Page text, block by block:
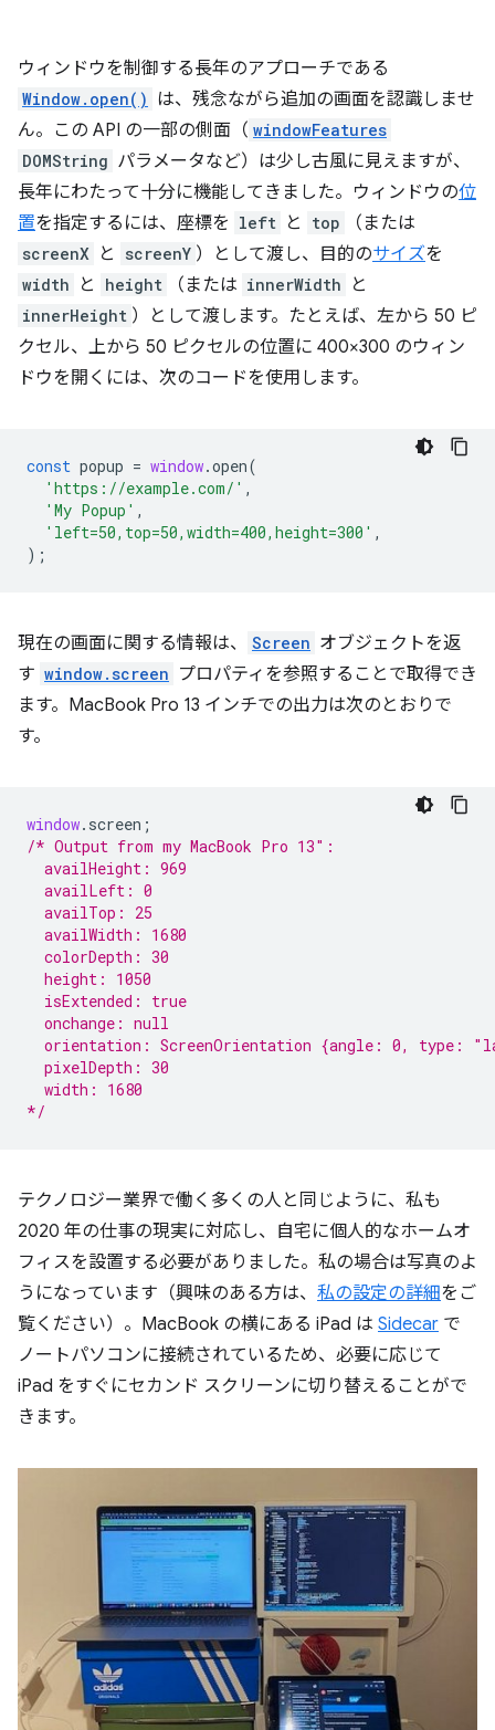
ウィンドウを制御する長年のアプローチである
Window.open() は、残念ながら追加の画面を認識しませ
ん。この API の一部の側面（ windowFeatures
DOMString パラメータなど）は少し古風に見えますが、
長年にわたって十分に機能してきました。ウィンドウの位
置を指定するには、座標を left と top （または
screenX と screenY ）として渡し、目的のサイズを
width と height （または innerWidth と
innerHeight ）として渡します。たとえば、左から 50 ピ
クセル、上から 50 ピクセルの位置に 400×300 のウィン
ドウを開くには、次のコードを使用します。
const popup = window.open(
'https://example.com/' ,
'My Popup' ,
'left=50,top=50,width=400,height=300' ,
);
現在の画面に関する情報は、 Screen オブジェクトを返
す window.screen プロパティを参照することで取得でき
ます。MacBook Pro 13 インチでの出力は次のとおりで
す。
window. screen ;
/* Output from my MacBook Pro 13″:
  availHeight: 969
  availLeft: 0
  availTop: 25
  availWidth: 1680
  colorDepth: 30
  height: 1050
  isExtended: true
  onchange: null
orientation: ScreenOrientation {angle: 0, type:
  pixelDepth: 30
  width: 1680
*/
テクノロジー業界で働く多くの人と同じように、私も
2020 年の仕事の現実に対応し、自宅に個人的なホームオ
フィスを設置する必要がありました。私の場合は写真のよ
うになっています（興味のある方は、 私の設定の詳細をご
覧ください）。MacBook の横にある iPad は Sidecar で
ノートパソコンに接続されているため、必要に応じて
iPad をすぐにセカンド スクリーンに切り替えることがで
きます。